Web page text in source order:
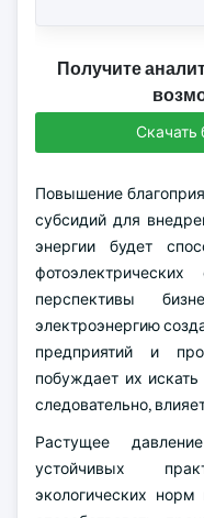
Получите
Скачать
Повышение
субсидий для
энергии будет
перспективы
электроэнергию
предприятий и
побуждает их
следовательно,
Растущее
устойчивых
экологических